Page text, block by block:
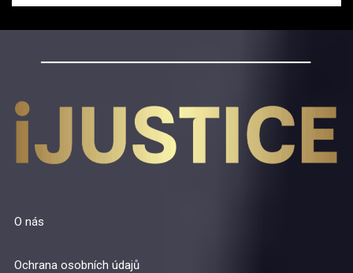
O nás
Ochrana osobních údajů